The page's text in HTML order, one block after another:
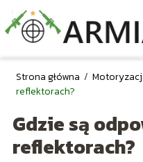
Strona główna /
reflektorach?
Gdzie są
reflektorach?